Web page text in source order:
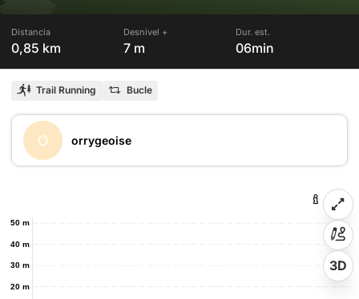
Distancia
0,85 km
Desnivel +
7 m
Dur. est.
06min
Trail Running Bucle
O orrygeoise
20 m
30 m
40 m
50 m
3D